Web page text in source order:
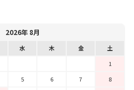
2026年 8月
水 木 金
土
1
5 6 7
8